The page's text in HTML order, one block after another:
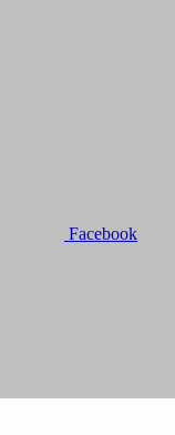
Facebook
Instagram